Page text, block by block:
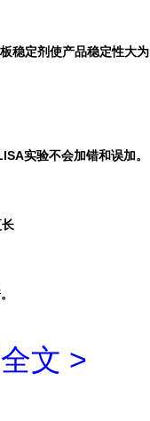
稳定剂使产品稳定性大为
实验不会加错和误加。
文 >